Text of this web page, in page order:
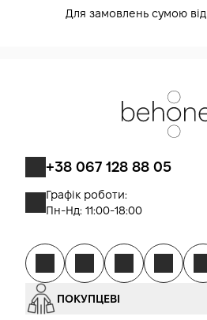
Для замовлень сумою від
+38 067 128 88 05
Графік роботи:
Пн-Нд: 11:00-18:00
ПОКУПЦЕВІ